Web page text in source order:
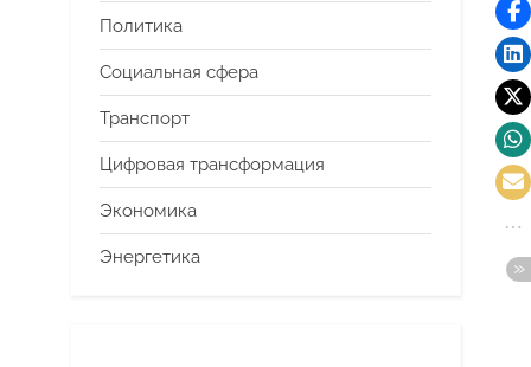
Политика
Социальная сфера
Транспорт
Цифровая трансформация
Экономика
Энергетика